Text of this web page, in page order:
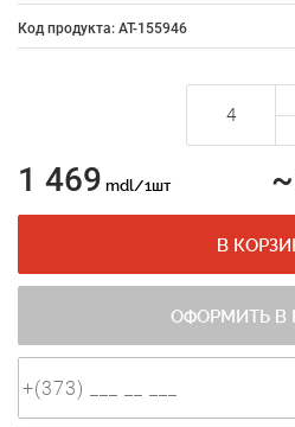
Код продукта: AT-155946
1 469 mdl/1шт
В
ОФОРМИТЬ В